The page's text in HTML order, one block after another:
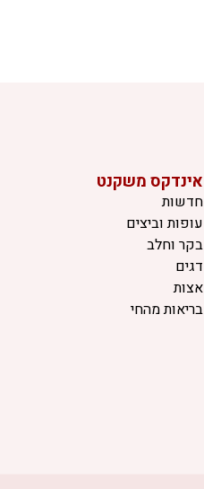
אינדקס משקנט
חדשות
עופות וביצים
בקר וחלב
דגים
אצות
בריאות מהחי